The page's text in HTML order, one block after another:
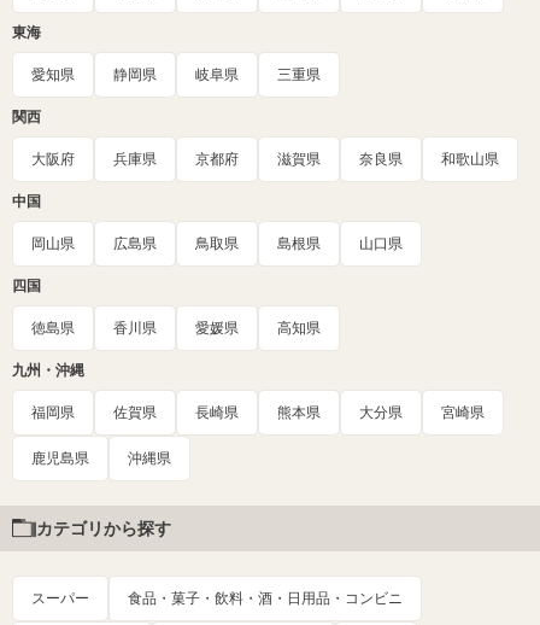
東海
愛知県 静岡県 岐阜県 三重県
関西
大阪府 兵庫県 京都府 滋賀県 奈良県 和歌山県
中国
岡山県 広島県 鳥取県 島根県 山口県
四国
徳島県 香川県 愛媛県 高知県
九州・沖縄
福岡県 佐賀県 長崎県 熊本県 大分県 宮崎県
鹿児島県 沖縄県
カテゴリから探す
スーパー 食品・菓子・飲料・酒・日用品・コンビニ